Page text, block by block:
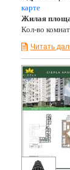
карте
Жилая
Кол-во
Читать